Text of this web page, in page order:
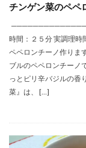
チンゲン菜のペペ
──────────────
時間：２５分 実調理時
ペペロンチーノ作りま
ブルのペペロンチーノ
っとピリ辛バジルの香
菜』は、 […]